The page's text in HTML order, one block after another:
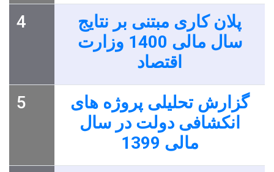
4
پلان کاری مبتنی بر نتایج
سال مالی 1400 وزارت
اقتصاد
5
گزارش تحلیلی پروژه های
انکشافی دولت در سال
مالی 1399